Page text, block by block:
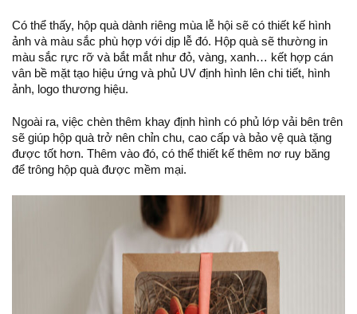
Có thể thấy, hộp quà dành riêng mùa lễ hội sẽ có thiết kế hình
ảnh và màu sắc phù hợp với dịp lễ đó. Hộp quà sẽ thường in
màu sắc rực rỡ và bắt mắt như đỏ, vàng, xanh… kết hợp cán
vân bề mặt tạo hiệu ứng và phủ UV định hình lên chi tiết, hình
ảnh, logo thương hiệu.
Ngoài ra, việc chèn thêm khay định hình có phủ lớp vải bên trên
sẽ giúp hộp quà trở nên chỉn chu, cao cấp và bảo vệ quà tặng
được tốt hơn. Thêm vào đó, có thể thiết kế thêm nơ ruy băng
để trông hộp quà được mềm mại.